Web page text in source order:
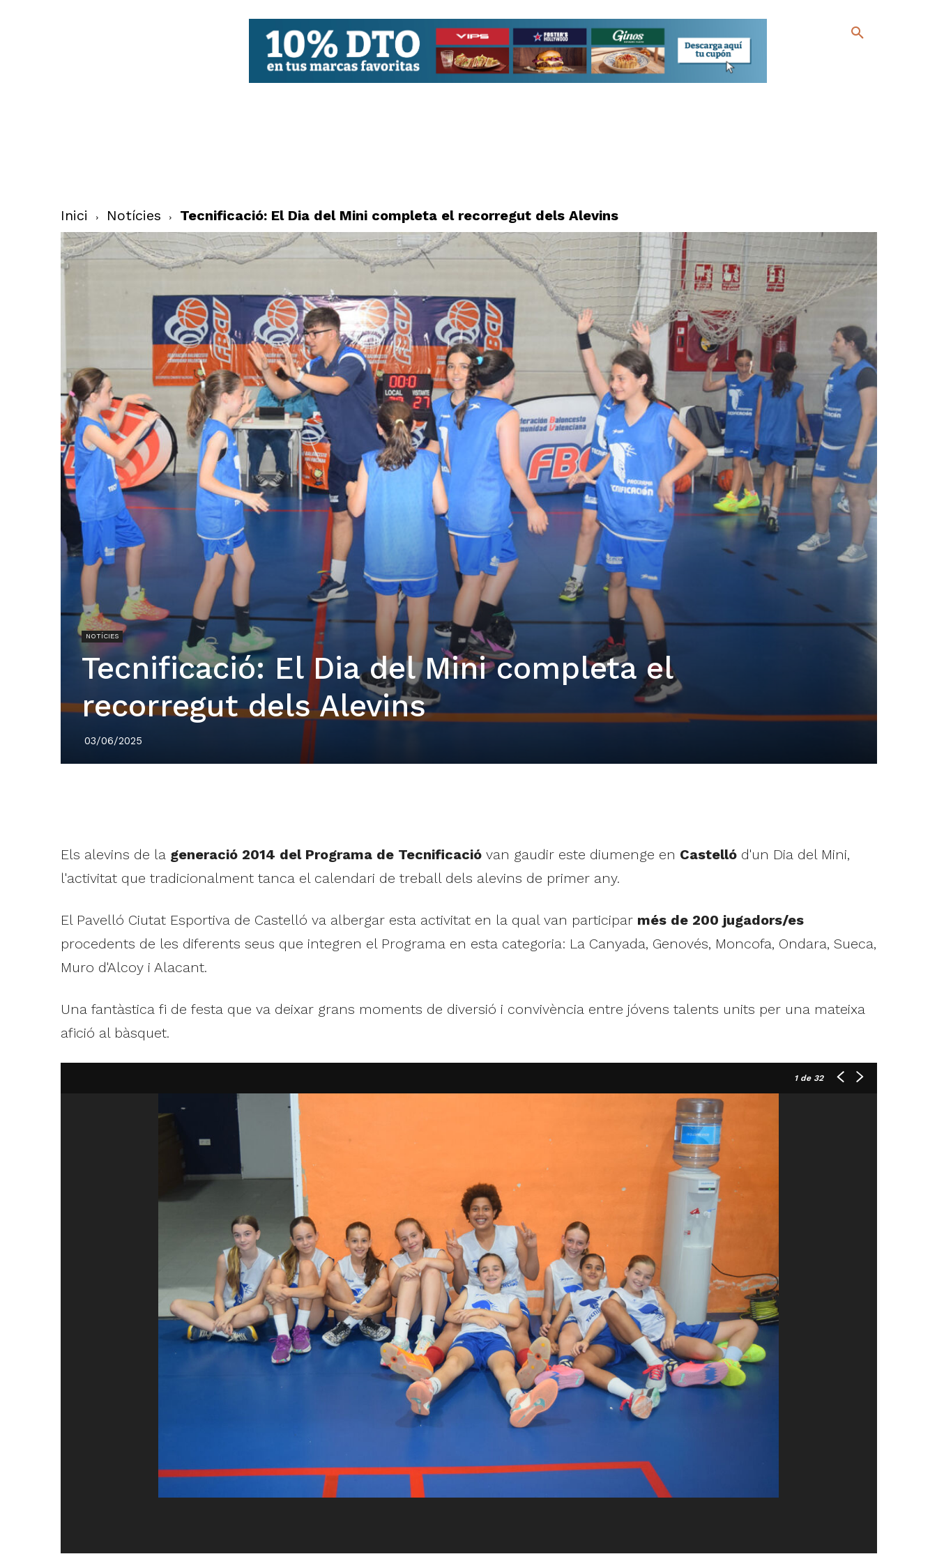
Inici Notícies Tecnificació: El Dia del Mini completa el recorregut dels Alevins
NOTÍCIES
Tecnificació: El Dia del Mini completa el
recorregut dels Alevins
03/06/2025
Els alevins de la generació 2014 del Programa de Tecnificacióvan gaudir este diumenge en Castellód'un Dia del Mini,
l'activitat que tradicionalment tanca el calendari de treball dels alevins de primer any.
El Pavelló Ciutat Esportiva de Castelló va albergar esta activitat en la qual van participar més de 200 jugadors/es
procedents de les diferents seus que integren el Programa en esta categoria: La Canyada, Genovés, Moncofa, Ondara, Sueca,
Muro d'Alcoy i Alacant.
Una fantàstica fi de festa que va deixar grans moments de diversió i convivència entre jóvens talents units per una mateixa
afició al bàsquet.
1de 32